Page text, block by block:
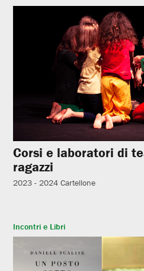
Corsi e laboratori di
ragazzi
2023 - 2024 Cartellone
Incontri e Libri